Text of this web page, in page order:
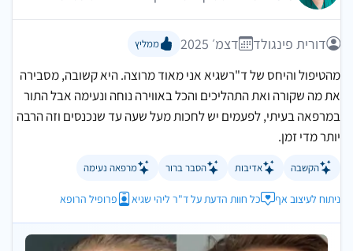
דורית פינגולד דצמ׳ 2025 ממליץ
מהטיפול והיחס של ד"רשגיא אני מאוד מרוצה. היא קשובה, מסבירה
את מה שקורה ואת התהליכים והכל באווירה נוחה ונעימה אבל התור
במרפאה בעיתי, לפעמים יש לחכות מעל שעה עד שנכנסים וזה הרבה
יותר מדי זמן.
הקשבה אדיבות הסבר ברור מרפאה נעימה
ניתוח לעיצוב אף כל חוות הדעת על ד"ר ליהי שגיא פרופיל הרופא